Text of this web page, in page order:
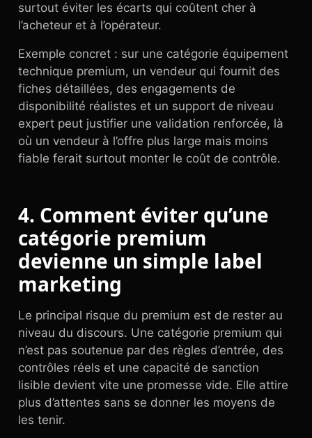
surtout éviter les écarts qui coûtent cher à
l’acheteur et à l’opérateur.
Exemple concret : sur une catégorie équipement
technique premium, un vendeur qui fournit des
fiches détaillées, des engagements de
disponibilité réalistes et un support de niveau
expert peut justifier une validation renforcée, là
où un vendeur à l’offre plus large mais moins
fiable ferait surtout monter le coût de contrôle.
4. Comment éviter qu’une
catégorie premium
devienne un simple label
marketing
Le principal risque du premium est de rester au
niveau du discours. Une catégorie premium qui
n’est pas soutenue par des règles d’entrée, des
contrôles réels et une capacité de sanction
lisible devient vite une promesse vide. Elle attire
plus d’attentes sans se donner les moyens de
les tenir.